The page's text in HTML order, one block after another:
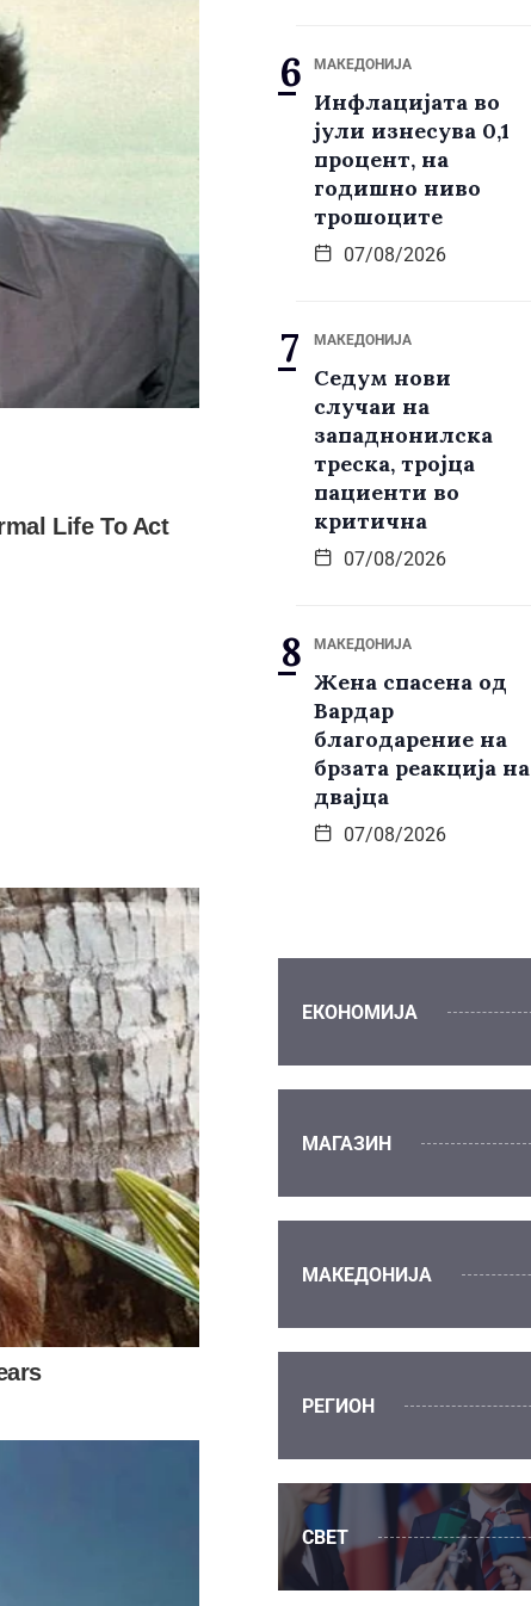
МАКЕДОНИЈА
Инфлацијата во
јули изнесува 0,1
процент, на
годишно ниво
трошоците
07/08/2026
МАКЕДОНИЈА
Седум нови
случаи на
западнонилска
треска, тројца
пациенти во
критична
07/08/2026
МАКЕДОНИЈА
Жена спасена од
Вардар
благодарение на
брзата реакција на
двајца
07/08/2026
ЕКОНОМИЈА
МАГАЗИН
МАКЕДОНИЈА
РЕГИОН
СВЕТ